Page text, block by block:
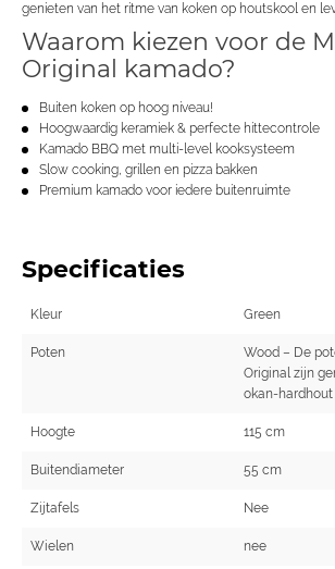
genieten van het ritme van koken op houtskool en
Waarom kiezen voor de
Original kamado?
Buiten koken op hoog niveau!
Hoogwaardig keramiek & perfecte hittecontrole
Kamado BBQ met multi-level kooksysteem
Slow cooking, grillen en pizza bakken
Premium kamado voor iedere buitenruimte
Specificaties
Kleur Green
Poten
Wood – De
Original zijn
okan-hardhout
Hoogte 115 cm
Buitendiameter 55 cm
Zijtafels Nee
Wielen nee